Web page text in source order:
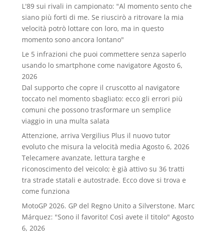
L'89 sui rivali in campionato: "Al momento sento che
siano più forti di me. Se riuscirò a ritrovare la mia
velocità potrò lottare con loro, ma in questo
momento sono ancora lontano"
Le 5 infrazioni che puoi commettere senza saperlo
usando lo smartphone come navigatore Agosto 6,
2026
Dal supporto che copre il cruscotto al navigatore
toccato nel momento sbagliato: ecco gli errori più
comuni che possono trasformare un semplice
viaggio in una multa salata
Attenzione, arriva Vergilius Plus il nuovo tutor
evoluto che misura la velocità media Agosto 6, 2026
Telecamere avanzate, lettura targhe e
riconoscimento del veicolo; è già attivo su 36 tratti
tra strade statali e autostrade. Ecco dove si trova e
come funziona
MotoGP 2026. GP del Regno Unito a Silverstone. Marc
Márquez: "Sono il favorito! Così avete il titolo" Agosto
6, 2026